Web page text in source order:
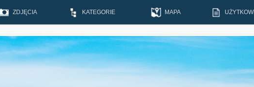
ZDJĘCIA KATEGORIE MAPA